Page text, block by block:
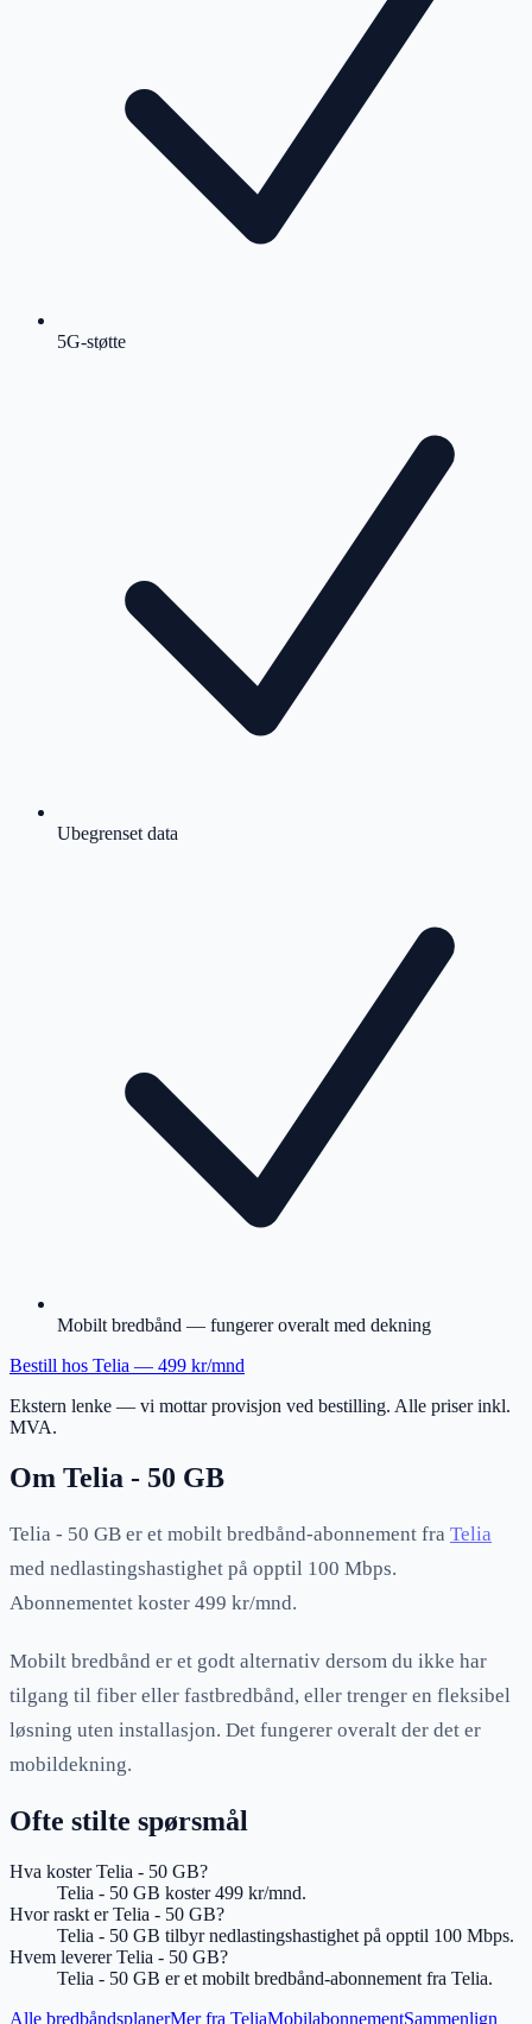
5G-støtte
Ubegrenset data
Mobilt bredbånd — fungerer overalt med dekning
Bestill hos Telia — 499 kr/mnd
Ekstern lenke — vi mottar provisjon ved bestilling. Alle priser inkl.
MVA.
Om Telia - 50 GB
Telia - 50 GB er et mobilt bredbånd-abonnement fra Telia
med nedlastingshastighet på opptil 100 Mbps.
Abonnementet koster 499 kr/mnd.
Mobilt bredbånd er et godt alternativ dersom du ikke har
tilgang til fiber eller fastbredbånd, eller trenger en fleksibel
løsning uten installasjon. Det fungerer overalt der det er
mobildekning.
Ofte stilte spørsmål
Hva koster Telia - 50 GB?
Telia - 50 GB koster 499 kr/mnd.
Hvor raskt er Telia - 50 GB?
Telia - 50 GB tilbyr nedlastingshastighet på opptil 100 Mbps.
Hvem leverer Telia - 50 GB?
Telia - 50 GB er et mobilt bredbånd-abonnement fra Telia.
Alle bredbåndsplanerMer fra TeliaMobilabonnementSammenlign